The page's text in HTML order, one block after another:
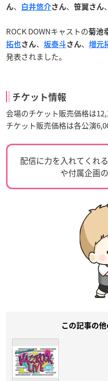
ん、 白井悠介さん、 笹翼さん、
ROCK DOWNキャストの菊池
拓也さん、 坂泰斗さん、 増元
発表されました。
チケット情報
会場のチケット販売価格は
チケット販売価格は各公演
配信に力を入れてくれ
や付属企画
この記事の他